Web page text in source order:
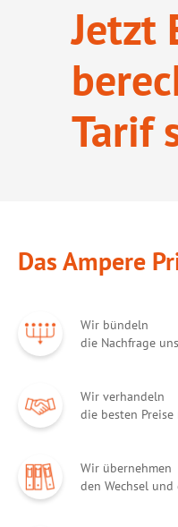
Jetzt
Tarif
Das Ampere
Wir bündeln
die Nachfrage
Wir verhandeln
die besten
Wir übernehmen
den Wechsel